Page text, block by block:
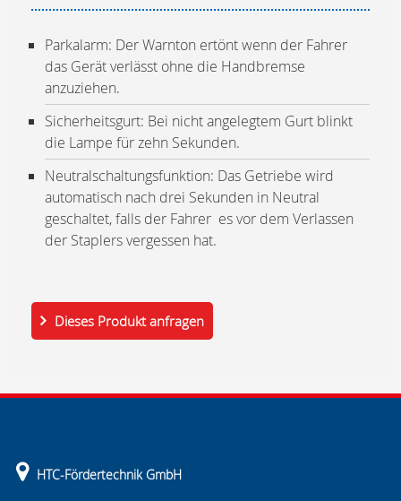
Parkalarm: Der Warnton ertönt wenn der Fahrer
das Gerät verlässt ohne die Handbremse
anzuziehen.
Sicherheitsgurt: Bei nicht angelegtem Gurt blinkt
die Lampe für zehn Sekunden.
Neutralschaltungsfunktion: Das Getriebe wird
automatisch nach drei Sekunden in Neutral
geschaltet, falls der Fahrer es vor dem Verlassen
der Staplers vergessen hat.
Dieses Produkt anfragen
HTC-Fördertechnik GmbH